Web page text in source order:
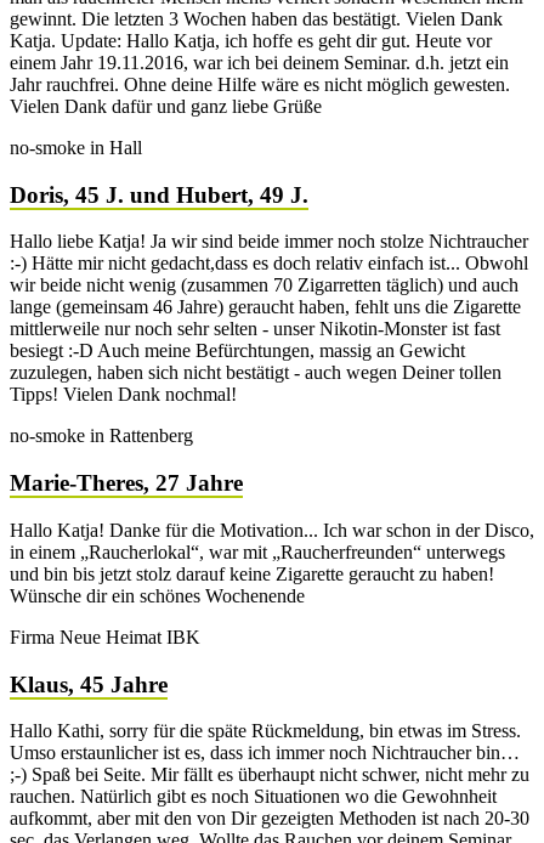
gewinnt. Die letzten 3 Wochen haben das bestätigt. Vielen Dank
Katja. Update: Hallo Katja, ich hoffe es geht dir gut. Heute vor
einem Jahr 19.11.2016, war ich bei deinem Seminar. d.h. jetzt ein
Jahr rauchfrei. Ohne deine Hilfe wäre es nicht möglich gewesten.
Vielen Dank dafür und ganz liebe Grüße
no-smoke in Hall
Doris, 45 J. und Hubert, 49 J.
Hallo liebe Katja! Ja wir sind beide immer noch stolze Nichtraucher
:-) Hätte mir nicht gedacht,dass es doch relativ einfach ist... Obwohl
wir beide nicht wenig (zusammen 70 Zigarretten täglich) und auch
lange (gemeinsam 46 Jahre) geraucht haben, fehlt uns die Zigarette
mittlerweile nur noch sehr selten - unser Nikotin-Monster ist fast
besiegt :-D Auch meine Befürchtungen, massig an Gewicht
zuzulegen, haben sich nicht bestätigt - auch wegen Deiner tollen
Tipps! Vielen Dank nochmal!
no-smoke in Rattenberg
Marie-Theres, 27 Jahre
Hallo Katja! Danke für die Motivation... Ich war schon in der Disco,
in einem „Raucherlokal“, war mit „Raucherfreunden“ unterwegs
und bin bis jetzt stolz darauf keine Zigarette geraucht zu haben!
Wünsche dir ein schönes Wochenende
Firma Neue Heimat IBK
Klaus, 45 Jahre
Hallo Kathi, sorry für die späte Rückmeldung, bin etwas im Stress.
Umso erstaunlicher ist es, dass ich immer noch Nichtraucher bin…
;-) Spaß bei Seite. Mir fällt es überhaupt nicht schwer, nicht mehr zu
rauchen. Natürlich gibt es noch Situationen wo die Gewohnheit
aufkommt, aber mit den von Dir gezeigten Methoden ist nach 20-30